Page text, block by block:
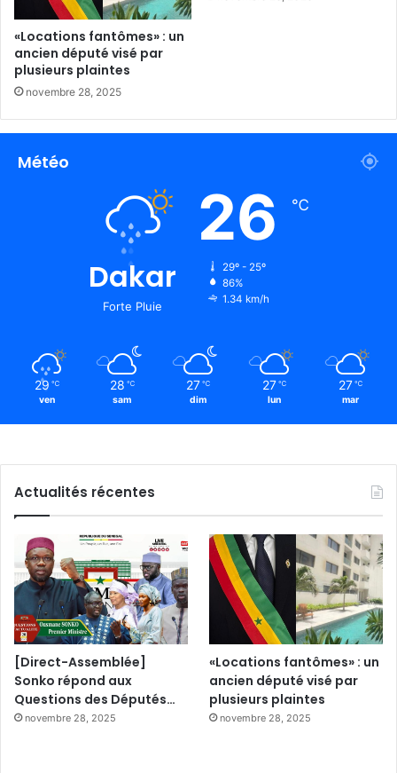
«Locations fantômes» : un
ancien député visé par
plusieurs plaintes
novembre 28, 2025
Météo
Dakar
Forte Pluie
26 ℃
29º - 25º
86%
1.34 km/h
29 ℃
ven
28 ℃
sam
27 ℃
dim
27 ℃
lun
27 ℃
mar
Actualités récentes
[Direct-Assemblée]
Sonko répond aux
Questions des Députés…
novembre 28, 2025
«Locations fantômes» : un
ancien député visé par
plusieurs plaintes
novembre 28, 2025